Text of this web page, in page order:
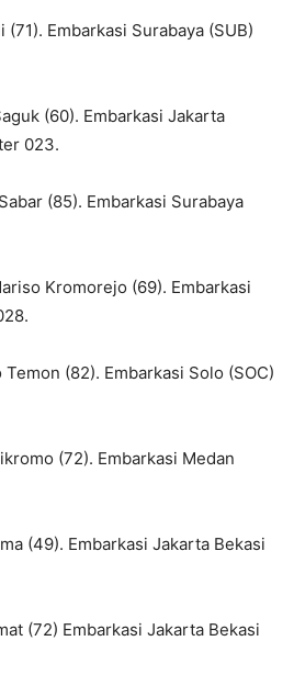
Embarkasi Surabaya (SUB)
(60). Embarkasi Jakarta
023.
(85). Embarkasi Surabaya
Kromorejo (69). Embarkasi
(82). Embarkasi Solo (SOC)
(72). Embarkasi Medan
(49). Embarkasi Jakarta Bekasi
(72) Embarkasi Jakarta Bekasi